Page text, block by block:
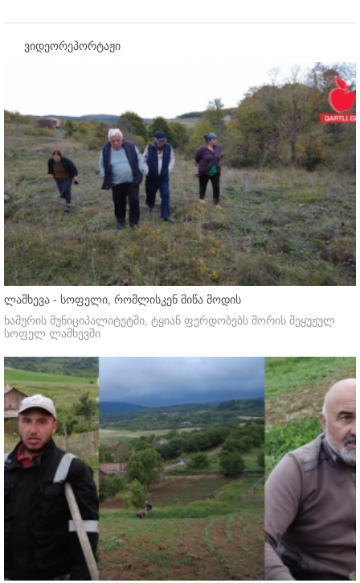
ვიდეორეპორტაჟი
ლაშხევა - სოფელი, რომლისკენ მიწა მოდის
ხაშურის მუნიციპალიტეტში, ტყიან ფერდობებს შორის შეყუჟულ
სოფელ ლაშხევში